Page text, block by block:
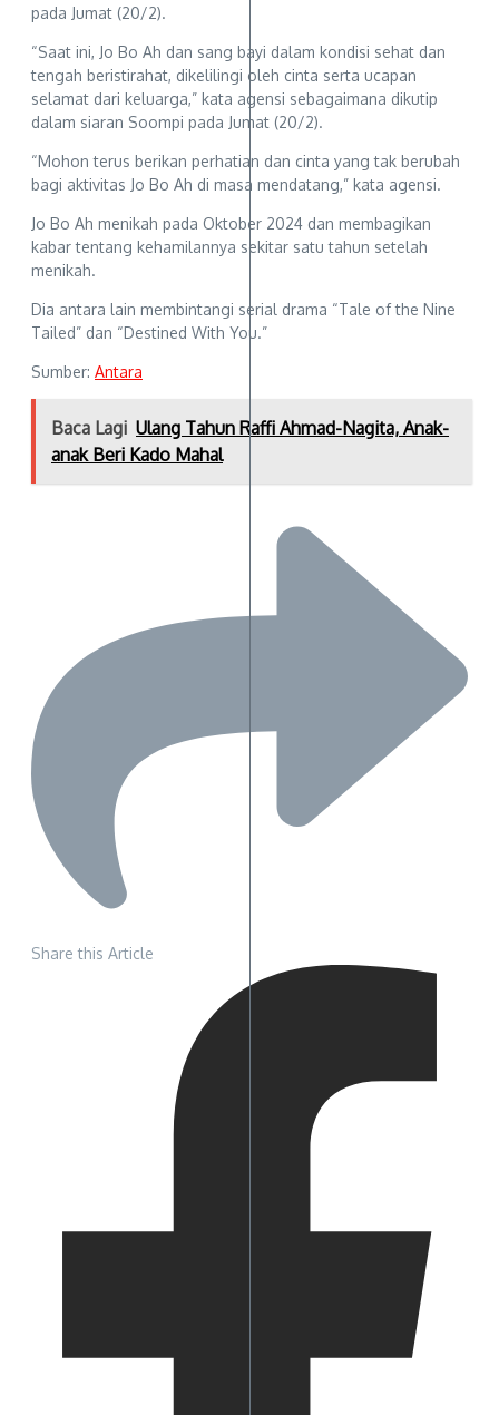
pada Jumat (20/2).
“Saat ini, Jo Bo Ah dan sang bayi dalam kondisi sehat dan
tengah beristirahat, dikelilingi oleh cinta serta ucapan
selamat dari keluarga,” kata agensi sebagaimana dikutip
dalam siaran Soompi pada Jumat (20/2).
“Mohon terus berikan perhatian dan cinta yang tak berubah
bagi aktivitas Jo Bo Ah di masa mendatang,” kata agensi.
Jo Bo Ah menikah pada Oktober 2024 dan membagikan
kabar tentang kehamilannya sekitar satu tahun setelah
menikah.
Dia antara lain membintangi serial drama “Tale of the Nine
Tailed” dan “Destined With You.”
Sumber: Antara
Baca Lagi Ulang Tahun Raffi Ahmad-Nagita, Anak-
anak Beri Kado Mahal
Share this Article